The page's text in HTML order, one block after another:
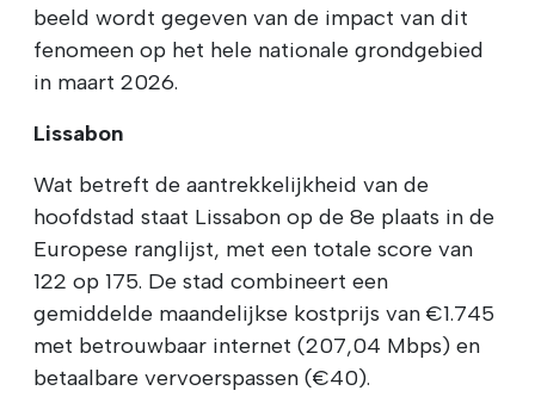
beeld wordt gegeven van de impact van dit
fenomeen op het hele nationale grondgebied
in maart 2026.
Lissabon
Wat betreft de aantrekkelijkheid van de
hoofdstad staat Lissabon op de 8e plaats in de
Europese ranglijst, met een totale score van
122 op 175. De stad combineert een
gemiddelde maandelijkse kostprijs van €1.745
met betrouwbaar internet (207,04 Mbps) en
betaalbare vervoerspassen (€40).